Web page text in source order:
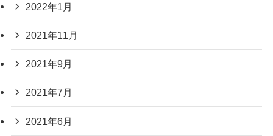
2022年1月
2021年11月
2021年9月
2021年7月
2021年6月